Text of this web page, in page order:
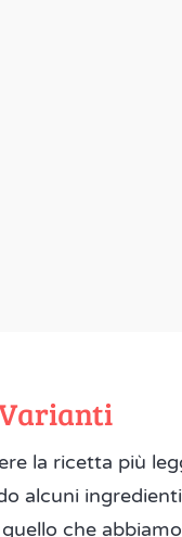
la ricetta più
alcuni
che